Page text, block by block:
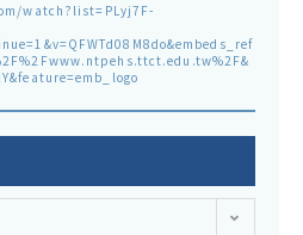
watch?list=PLyj7F-